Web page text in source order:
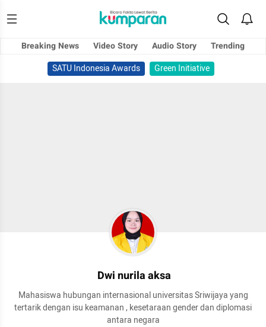
Breaking News Video Story Audio Story
Trending
SATU Indonesia Awards
Green Initiative
Dwi nurila aksa
Mahasiswa hubungan internasional universitas Sriwijaya yang
tertarik dengan isu keamanan , kesetaraan gender dan diplomasi
antara negara